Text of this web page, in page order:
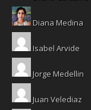
Diana Medina
Isabel Arvide
Jorge Medellin
Juan Velediaz